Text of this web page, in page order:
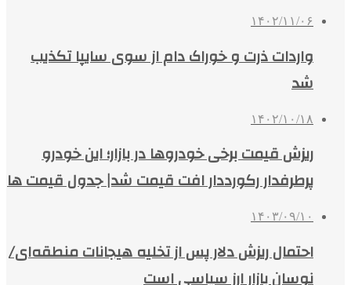
۱۴۰۲/۱۱/۰۶
واردات ذرت و خوراک دام از سوی سایپا تکذیب
شد
۱۴۰۲/۱۰/۱۸
ریزش قیمت برخی خودروها در بازار؛ این خودرو
پرطرفدار رکورددار افت قیمت شد| جدول قیمت ها
۱۴۰۳/۰۹/۱۰
احتمال ریزش دلار پس از تخلیه هیجانات منطقه‌ای/
نوسان بازار ارز سیاسی است